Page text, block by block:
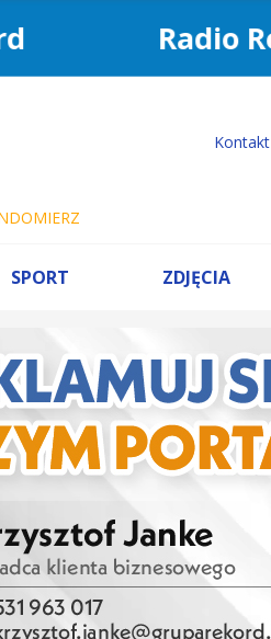
Kontakt
SPORT ZDJĘCIA